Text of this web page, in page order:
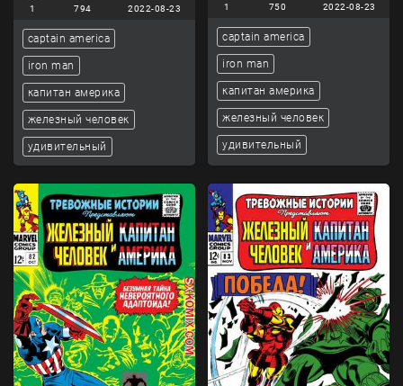
1 794 2022-08-23
captain america
iron man
капитан америка
железный человек
удивительный
1 750 2022-08-23
captain america
iron man
капитан америка
железный человек
удивительный